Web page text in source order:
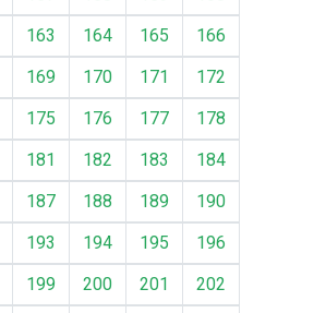
163 164 165
166
169 170 171
172
175 176 177
178
181 182 183
184
187 188 189
190
193 194 195
196
199 200 201
202